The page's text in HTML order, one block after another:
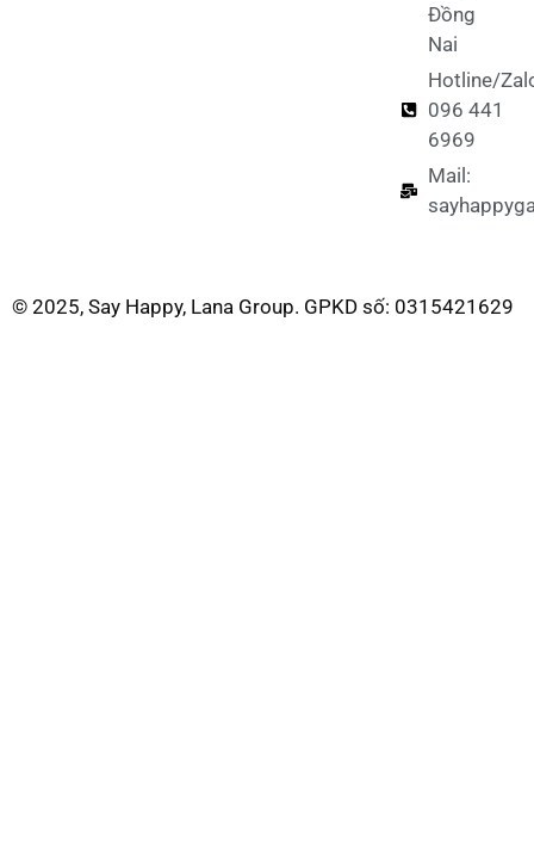
Đồng
Nai
Hotline/
096 441
6969
Mail:
© 2025, Say Happy, Lana Group. GPKD số: 0315421629